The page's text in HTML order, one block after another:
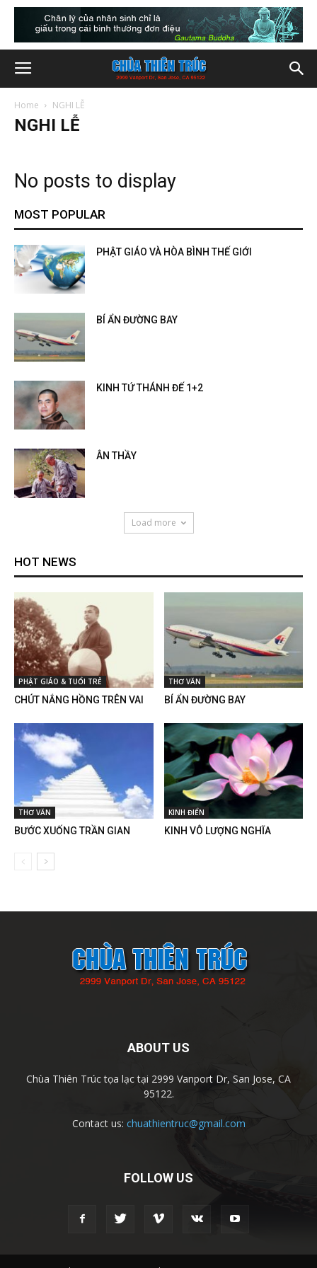
Home NGHI LỄ
NGHI LỄ
No posts to display
MOST POPULAR
PHẬT GIÁO VÀ HÒA BÌNH THẾ GIỚI
BÍ ẨN ĐƯỜNG BAY
KINH TỨ THÁNH ĐẾ 1+2
ÂN THẦY
Load more
HOT NEWS
PHẬT GIÁO & TUỔI TRẺ
CHÚT NẮNG HỒNG TRÊN VAI
THƠ VĂN
BÍ ẨN ĐƯỜNG BAY
THƠ VĂN
BƯỚC XUỐNG TRẦN GIAN
KINH ĐIỂN
KINH VÔ LƯỢNG NGHĨA
ABOUT US
Chùa Thiên Trúc tọa lạc tại 2999 Vanport Dr, San Jose, CA
95122.
Contact us: chuathientruc@gmail.com
FOLLOW US